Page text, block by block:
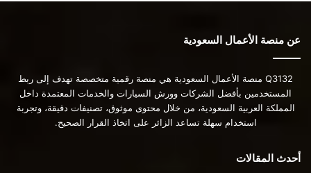
عن منصة الأعمال السعودية
Q3132 منصة الأعمال السعودية هي منصة رقمية متخصصة تهدف إلى ربط
المستخدمين بأفضل الشركات وورش السيارات والخدمات المعتمدة داخل
المملكة العربية السعودية، من خلال محتوى موثوق، تصنيفات دقيقة، وتجربة
استخدام سهلة تساعد الزائر على اتخاذ القرار الصحيح.
أحدث المقالات